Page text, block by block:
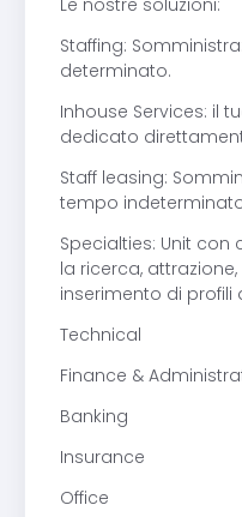
Staffing:
determinato.
Inhouse Services: il
dedicato
Staff leasing:
tempo
Specialties: Unit con
la ricerca,
inserimento di profili
Technical
Finance &
Banking
Insurance
Office